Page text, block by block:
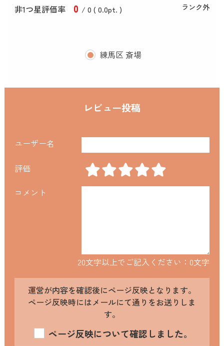
非1つ星評価率 0 / 0 ( 0.0pt. ) ランク外
練馬区 斎場
レビュー投稿
ユーザー名
評価
コメント
20文字以上でご記入ください： 0文字
運営が内容を確認後にページ反映となります。
ページ反映時にはメールにて通りをお送りしま
す。
ページ反映について確認しました。